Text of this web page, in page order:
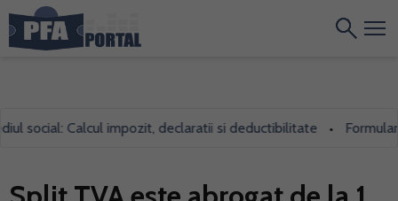
Calcul impozit, declaratii si deductibilitate •